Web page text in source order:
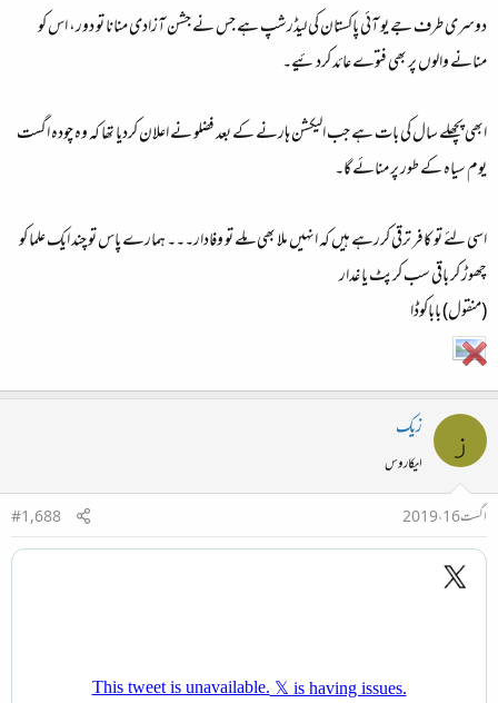
دوسری طرف جے یو آئی پاکستان کی لیڈرشپ ہے جس نے جشن آزادی منانا تو دور، اس کو
منانے والوں پر بھی فتوے عائد کردئیے۔
ابھی پچھلے سال کی بات ہے جب الیکشن ہارنے کے بعد فضلو نے اعلان کردیا تھا کہ وہ چودہ اگست
یوم سیاہ کے طور پر منائے گا۔
اسی لئے تو کافر ترقی کررہے ہیں کہ انہیں ملا بھی ملے تو وفادار۔۔۔ ہمارے پاس تو چند ایک علما کو
چھوڑ کر باقی سب کرپٹ یا غدار
(منقول) باباکوڈا
ز زیک
ایکاروس
اگست 16، 2019
#1,688